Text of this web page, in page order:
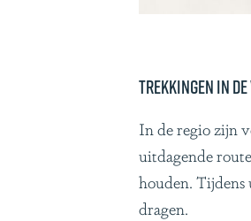
Trekkingen in
In de regio zijn
uitdagende
houden. Tijdens
dragen.